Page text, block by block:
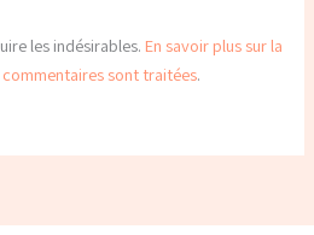
les indésirables. En savoir plus sur la
sont traitées.